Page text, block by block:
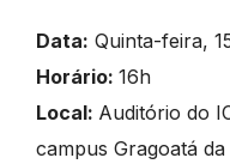
Data: Quinta-feira,
Horário: 16h
Local: Auditório do
campus Gragoatá da